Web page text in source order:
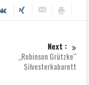
Next :
„Robinson Grützke“
Silvesterkabarett